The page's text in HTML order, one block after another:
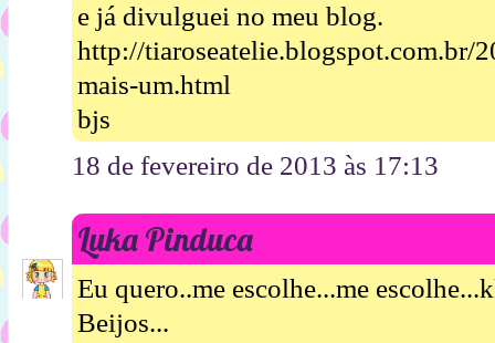
e já divulguei no meu blog.
http://tiaroseatelie.blogspot.com.br/
mais-um.html
bjs
18 de fevereiro de 2013 às 17:13
Luka Pinduca
Eu quero..me escolhe...me
Beijos...